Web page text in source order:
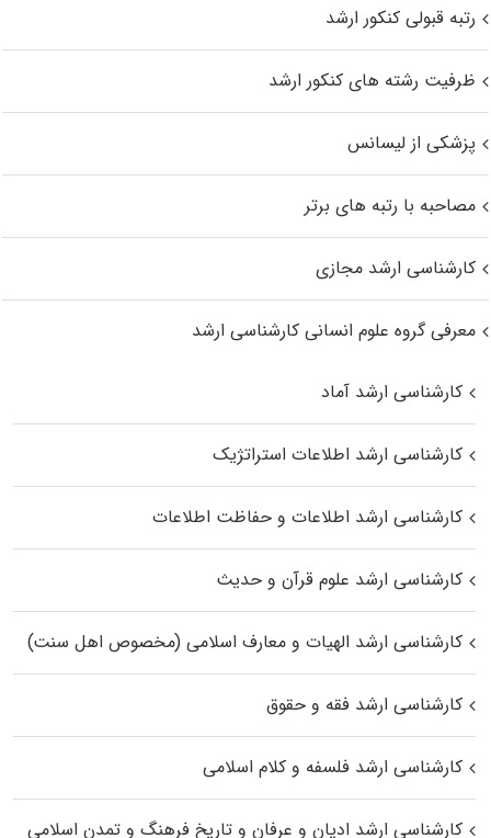
رتبه قبولی کنکور ارشد
ظرفیت رشته های کنکور ارشد
پزشکی از لیسانس
مصاحبه با رتبه های برتر
کارشناسی ارشد مجازی
معرفی گروه علوم انسانی کارشناسی ارشد
کارشناسی ارشد آماد
کارشناسی ارشد اطلاعات استراتژیک
کارشناسی ارشد اطلاعات و حفاظت اطلاعات
کارشناسی ارشد علوم قرآن و حدیث
کارشناسی ارشد الهیات و معارف اسلامی (مخصوص اهل سنت)
کارشناسی ارشد فقه و حقوق
کارشناسی ارشد فلسفه و کلام اسلامی
کارشناسی ارشد ادیان و عرفان و تاریخ فرهنگ و تمدن اسلامی